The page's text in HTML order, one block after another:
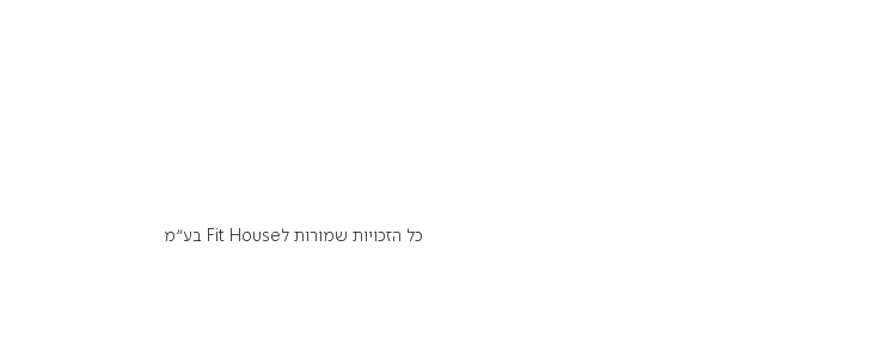
כל הזכויות שמורות לFit House בע״מ